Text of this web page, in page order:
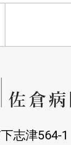
志津564-1